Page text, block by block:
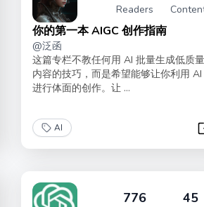
新鲜度指南
Readers
你的第一本 AIGC 创作指南
@泛函
这篇专栏不教任何用 AI 批量生成低质量
内容的技巧，而是希望能够让你利用 AI
进行体面的创作。让 ...
AI
776 45